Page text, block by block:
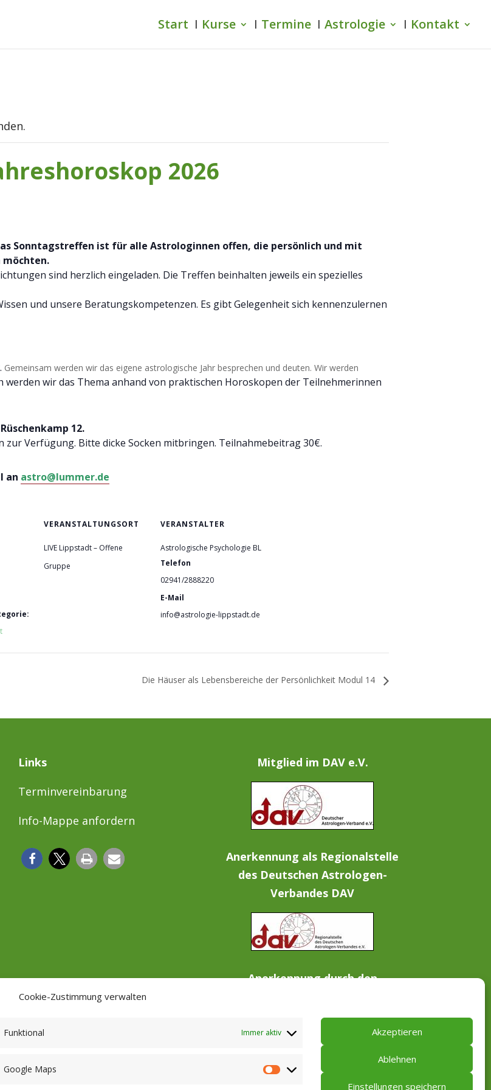
Cookie-Zustimmung verwalten
Funktional Immer aktiv
Google Maps
Google
Akzeptieren
Ablehnen
Einstellungen speichern
Start Kurse Termine Astrologie Kontakt
2026
Sonntagstreffen ist für alle Astrologinnen offen, die persönlich und mit
möchten.
sind herzlich eingeladen. Die Treffen beinhalten jeweils ein spezielles
und unsere Beratungskompetenzen. Es gibt Gelegenheit sich kennenzulernen
Gemeinsam werden wir das eigene astrologische Jahr besprechen und deuten. Wir werden
werden wir das Thema anhand von praktischen Horoskopen der Teilnehmerinnen
12.
zur Verfügung. Bitte dicke Socken mitbringen. Teilnahmebeitrag 30€.
an astro@lummer.de
VERANSTALTUNGSORT
LIVE Lippstadt – Offene
Gruppe
VERANSTALTER
Astrologische Psychologie BL
Telefon
02941/2888220
E-Mail
info@astrologie-lippstadt.de
Die Häuser als Lebensbereiche der Persönlichkeit Modul 14
Links
Terminvereinbarung
Info-Mappe anfordern
Mitglied im DAV e.V.
Anerkennung als Regionalstelle
des Deutschen Astrologen-
Verbandes DAV
Anerkennung durch den
Astrologische Psychologie